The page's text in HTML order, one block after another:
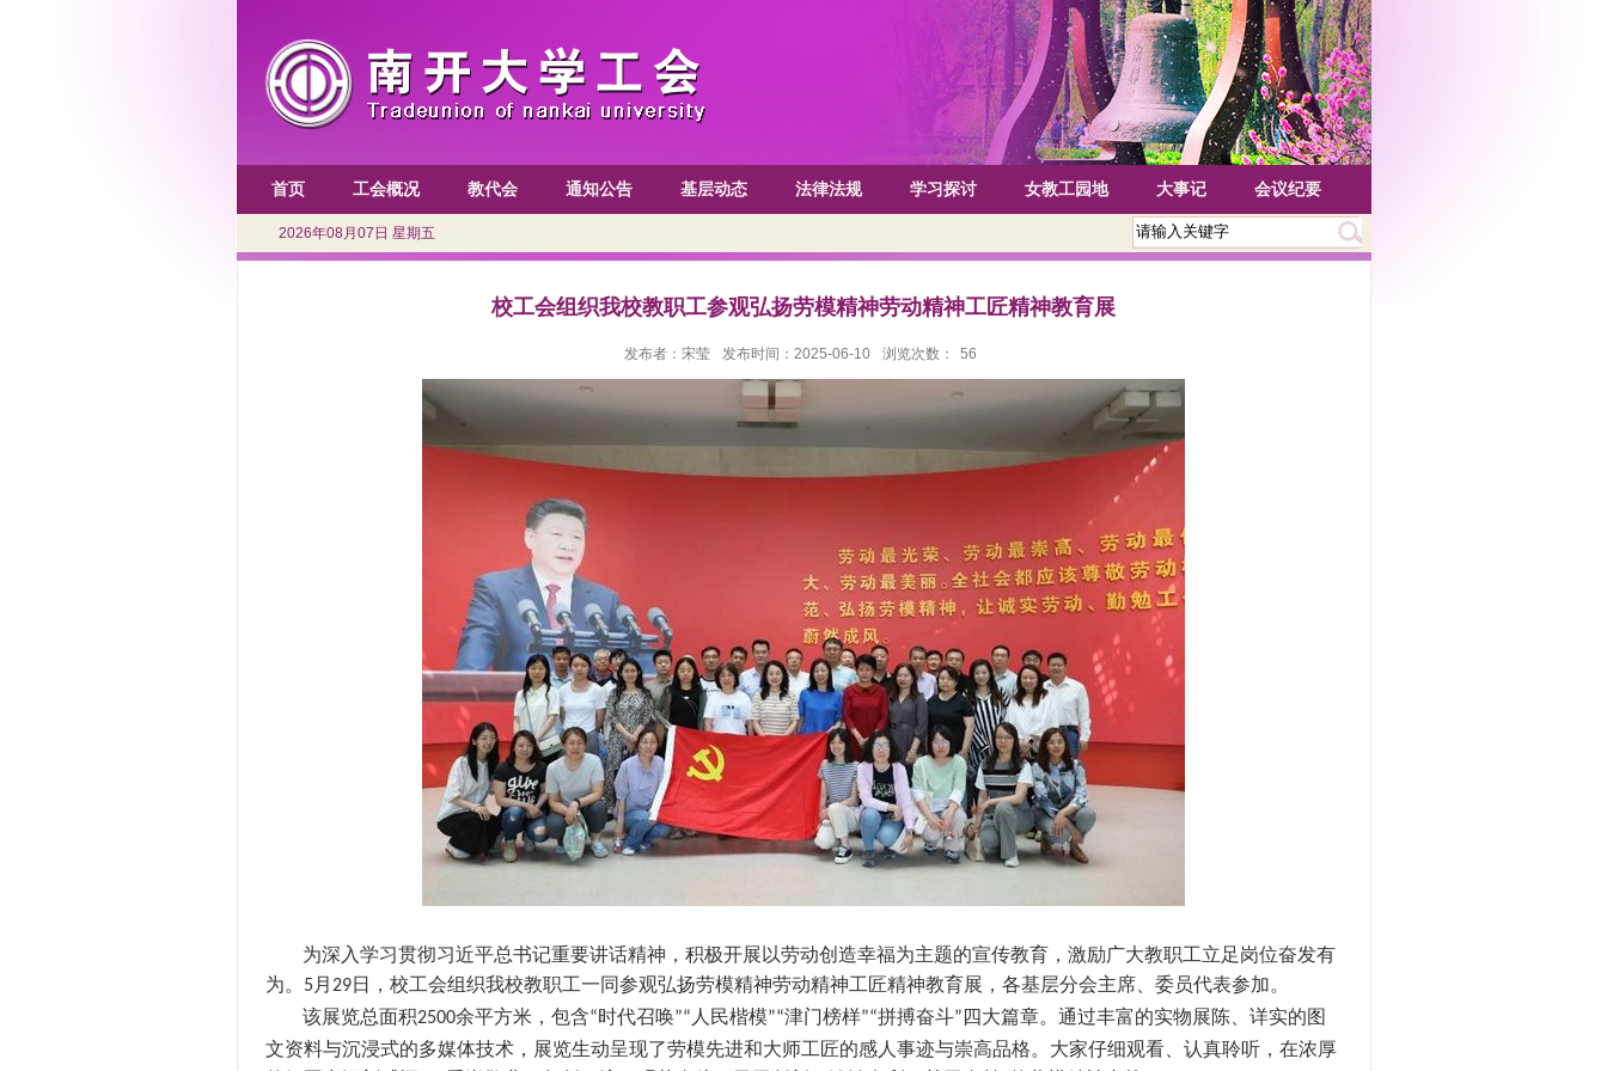
首页 工会概况 教代会 通知公告 基层动态 法律法规 学习探讨 女教工园地 大事记 会议纪要
2026年08月07日 星期五
校工会组织我校教职工参观弘扬劳模精神劳动精神工匠精神教育展
发布者：宋莹 发布时间：2025-06-10 浏览次数： 56
为深入学习贯彻习近平总书记重要讲话精神，积极开展以劳动创造幸福为主题的宣传教育，激励广大教职工立足岗位奋发有
为。 5月 29日，校工会组织我校教职工一同参观弘扬劳模精神劳动精神工匠精神教育展，各基层分会主席、委员代表参加。
该展览总面积2500余平方米，包含“时代召唤”“ 人民楷模”“津门榜样”“拼搏奋斗” 四大篇章。通过丰富的实物展陈、详实的图
文资料与沉浸式的多媒体技术，展览生动呈现了劳模先进和大师工匠的感人事迹与崇高品格。大家仔细观看、认真聆听，在浓厚